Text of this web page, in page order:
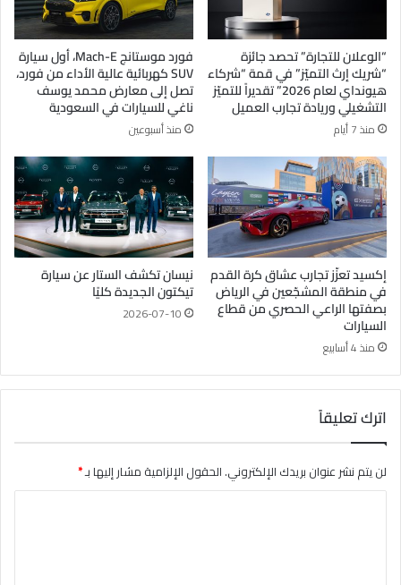
“الوعلان للتجارة” تحصد جائزة
“شريك إرث التميّز” في قمة “شركاء
هيونداي لعام 2026” تقديراً للتميّز
التشغيلي وريادة تجارب العميل
منذ 7 أيام
فورد موستانج Mach-E، أول سيارة
SUV كهربائية عالية الأداء من فورد،
تصل إلى معارض محمد يوسف
ناغي للسيارات في السعودية
منذ أسبوعين
إكسيد تعزّز تجارب عشاق كرة القدم
في منطقة المشجّعين في الرياض
بصفتها الراعي الحصري من قطاع
السيارات
منذ 4 أسابيع
نيسان تكشف الستار عن سيارة
تيكتون الجديدة كليًا
2026-07-10
اترك تعليقاً
لن يتم نشر عنوان بريدك الإلكتروني.الحقول الإلزامية مشار إليها بـ*